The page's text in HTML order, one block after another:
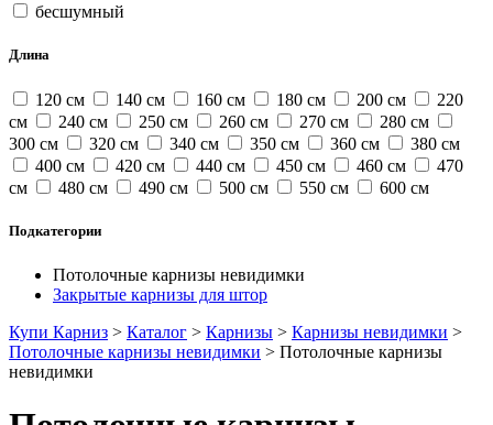
бесшумный
Длина
120 см 140 см 160 см 180 см 200 см
220
см
240 см 250 см 260 см 270 см
280 см
300 см
320 см 340 см 350 см 360 см
380 см
400 см
420 см 440 см 450 см 460 см
470
см
480 см 490 см 500 см 550 см 600 см
Подкатегории
Потолочные карнизы невидимки
Закрытые карнизы для штор
Купи Карниз > Каталог > Карнизы > Карнизы невидимки >
Потолочные карнизы невидимки > Потолочные карнизы
невидимки